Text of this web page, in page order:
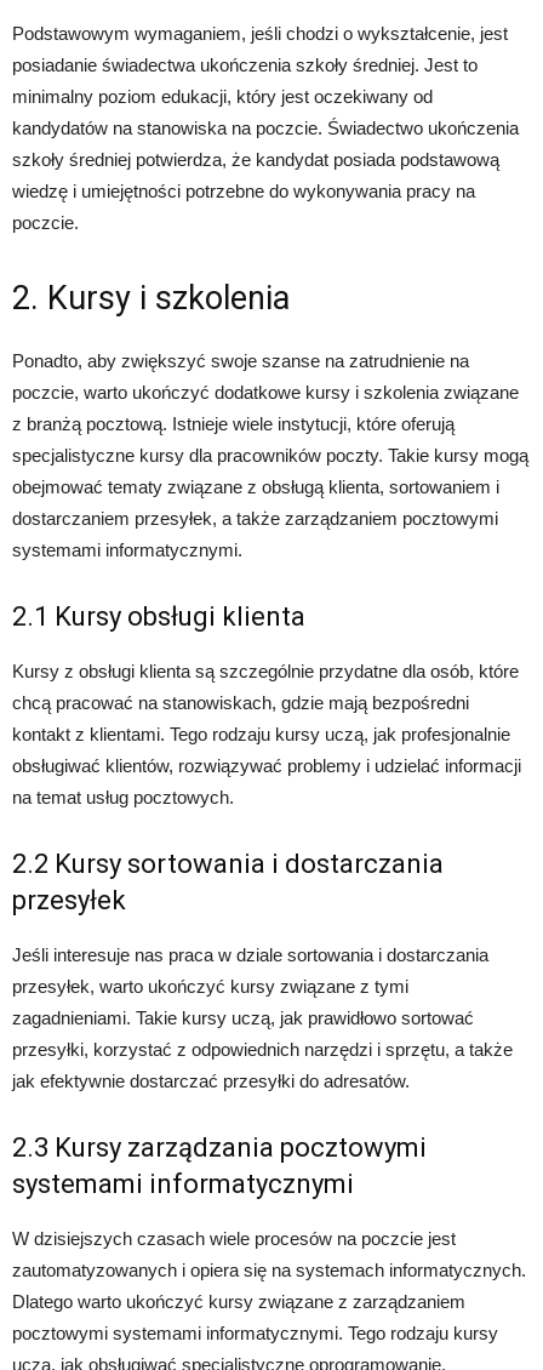
Podstawowym wymaganiem, jeśli chodzi o wykształcenie, jest
posiadanie świadectwa ukończenia szkoły średniej. Jest to
minimalny poziom edukacji, który jest oczekiwany od
kandydatów na stanowiska na poczcie. Świadectwo ukończenia
szkoły średniej potwierdza, że kandydat posiada podstawową
wiedzę i umiejętności potrzebne do wykonywania pracy na
poczcie.
2. Kursy i szkolenia
Ponadto, aby zwiększyć swoje szanse na zatrudnienie na
poczcie, warto ukończyć dodatkowe kursy i szkolenia związane
z branżą pocztową. Istnieje wiele instytucji, które oferują
specjalistyczne kursy dla pracowników poczty. Takie kursy mogą
obejmować tematy związane z obsługą klienta, sortowaniem i
dostarczaniem przesyłek, a także zarządzaniem pocztowymi
systemami informatycznymi.
2.1 Kursy obsługi klienta
Kursy z obsługi klienta są szczególnie przydatne dla osób, które
chcą pracować na stanowiskach, gdzie mają bezpośredni
kontakt z klientami. Tego rodzaju kursy uczą, jak profesjonalnie
obsługiwać klientów, rozwiązywać problemy i udzielać informacji
na temat usług pocztowych.
2.2 Kursy sortowania i dostarczania
przesyłek
Jeśli interesuje nas praca w dziale sortowania i dostarczania
przesyłek, warto ukończyć kursy związane z tymi
zagadnieniami. Takie kursy uczą, jak prawidłowo sortować
przesyłki, korzystać z odpowiednich narzędzi i sprzętu, a także
jak efektywnie dostarczać przesyłki do adresatów.
2.3 Kursy zarządzania pocztowymi
systemami informatycznymi
W dzisiejszych czasach wiele procesów na poczcie jest
zautomatyzowanych i opiera się na systemach informatycznych.
Dlatego warto ukończyć kursy związane z zarządzaniem
pocztowymi systemami informatycznymi. Tego rodzaju kursy
uczą, jak obsługiwać specjalistyczne oprogramowanie,